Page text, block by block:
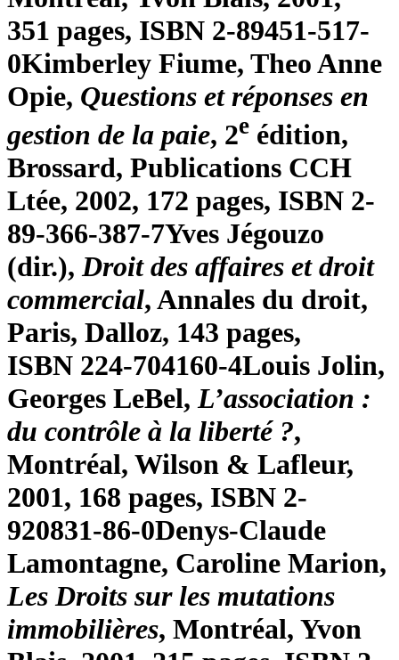
351 pages, ISBN 2-89451-517-
0Kimberley Fiume, Theo Anne
Opie, Questions et réponses en
gestion de la paie, 2e édition,
Brossard, Publications CCH
Ltée, 2002, 172 pages, ISBN 2-
89-366-387-7Yves Jégouzo
(dir.),Droit des affaires et droit
commercial, Annales du droit,
Paris, Dalloz, 143 pages,
ISBN 224-704160-4Louis Jolin,
Georges LeBel,L’association :
du contrôle à la liberté ?,
Montréal, Wilson & Lafleur,
2001, 168 pages, ISBN 2-
920831-86-0Denys-Claude
Lamontagne, Caroline Marion,
Les Droits sur les mutations
immobilières, Montréal, Yvon